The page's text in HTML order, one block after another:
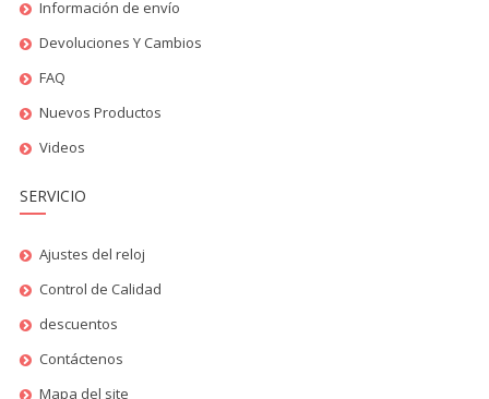
Información de envío
Devoluciones Y Cambios
FAQ
Nuevos Productos
Videos
SERVICIO
Ajustes del reloj
Control de Calidad
descuentos
Contáctenos
Mapa del site